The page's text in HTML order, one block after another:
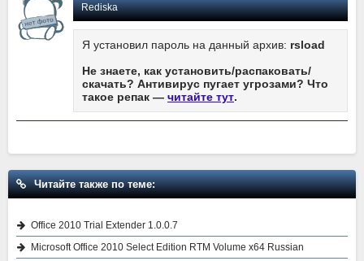
Rediska
Я установил пароль на данный архив: rsload
Не знаете, как установить/распаковать/
скачать? Антивирус пугает угрозами? Что
такое репак — читайте тут.
Читайте также по теме:
Office 2010 Trial Extender 1.0.0.7
Microsoft Office 2010 Select Edition RTM Volume x64 Russian